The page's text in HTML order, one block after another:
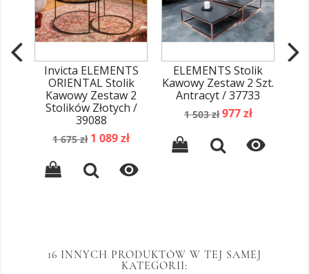
Invicta ELEMENTS
ORIENTAL Stolik
Kawowy Zestaw 2
Stolików Złotych /
39088
Cena
1 675 zł Cena
1 089 zł

ELEMENTS Stolik
Kawowy Zestaw 2 Szt.
Antracyt / 37733
Cena
1 503 zł Cena
977 zł

16 INNYCH PRODUKTÓW W TEJ SAMEJ
KATEGORII: